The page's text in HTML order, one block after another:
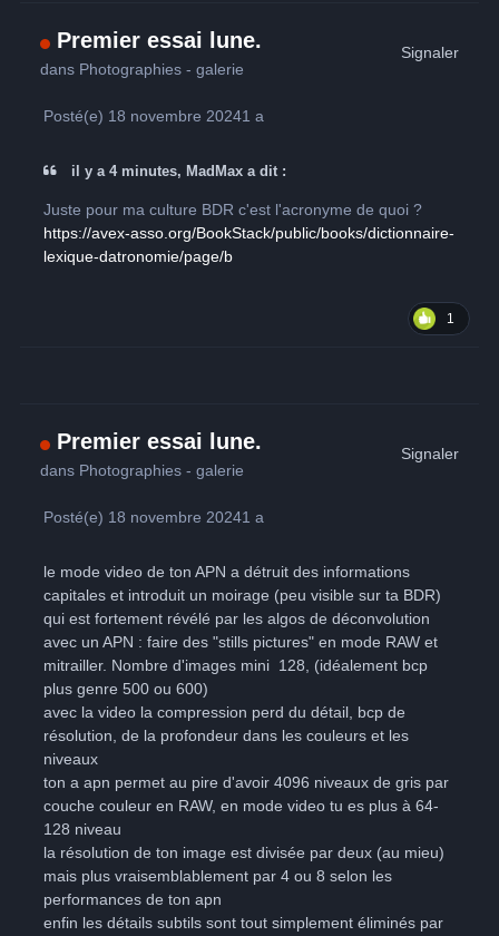
Premier essai lune.
dans Photographies - galerie
Signaler
Posté(e) 18 novembre 20241 a
il y a 4 minutes, MadMax a dit :
Juste pour ma culture BDR c'est l'acronyme de quoi ?
https://avex-asso.org/BookStack/public/books/dictionnaire-
lexique-datronomie/page/b
1
Premier essai lune.
dans Photographies - galerie
Signaler
Posté(e) 18 novembre 20241 a
le mode video de ton APN a détruit des informations
capitales et introduit un moirage (peu visible sur ta BDR)
qui est fortement révélé par les algos de déconvolution
avec un APN : faire des "stills pictures" en mode RAW et
mitrailler. Nombre d'images mini 128, (idéalement bcp
plus genre 500 ou 600)
avec la video la compression perd du détail, bcp de
résolution, de la profondeur dans les couleurs et les
niveaux
ton a apn permet au pire d'avoir 4096 niveaux de gris par
couche couleur en RAW, en mode video tu es plus à 64-
128 niveau
la résolution de ton image est divisée par deux (au mieu)
mais plus vraisemblablement par 4 ou 8 selon les
performances de ton apn
enfin les détails subtils sont tout simplement éliminés par